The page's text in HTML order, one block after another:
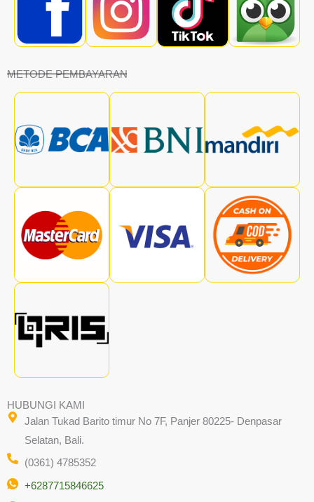
METODE PEMBAYARAN
HUBUNGI KAMI
Jalan Tukad Barito timur No 7F, Panjer 80225- Denpasar
Selatan, Bali.
(0361) 4785352
+6287715846625